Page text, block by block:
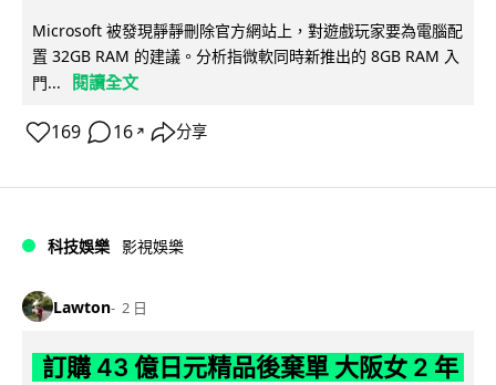
Microsoft 被發現靜靜刪除官方網站上，對遊戲玩家要為電腦配
置 32GB RAM 的建議。分析指微軟同時新推出的 8GB RAM 入
門...
閱讀全文
169 16 ↗ 分享
科技娛樂 影視娛樂
Lawton 2 日
訂購 43 億日元精品後棄單 大阪女 2 年